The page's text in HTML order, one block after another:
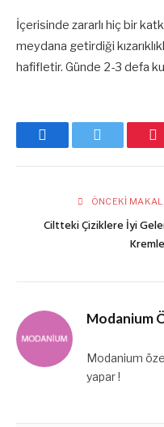
İçerisinde zararlı hiç bir
meydana getirdiği
hafifletir. Günde 2-3 defa
FacebookTwitter
ÖNCEKI
Ciltteki Çiziklere İyi
Modanium
Modanium
yapar !